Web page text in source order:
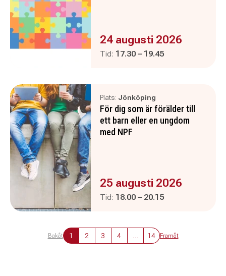
Evenemanget är :
24 augusti 2026
Tid: Pågår mellan
17.30 – och
19.45
Plats: Jönköping
För dig som är förälder till
ett barn eller en ungdom
med NPF
Evenemanget är :
25 augusti 2026
Tid: Pågår mellan
18.00 – och
20.15
Bakåt 1 2 3 4 14 Framåt